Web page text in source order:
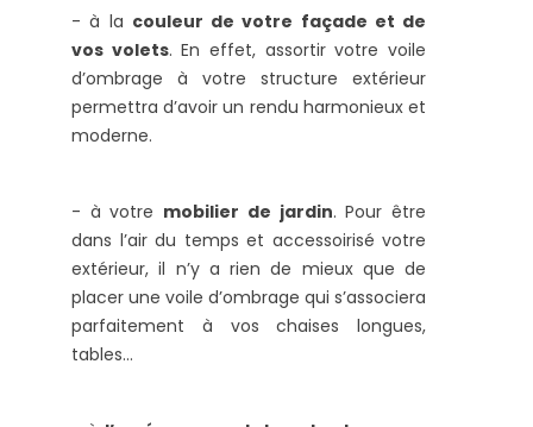
- à la couleur de votre façade et de
vos volets. En effet, assortir votre voile
d’ombrage à votre structure extérieur
permettra d’avoir un rendu harmonieux et
moderne.
- à votre mobilier de jardin. Pour être
dans l’air du temps et accessoirisé votre
extérieur, il n’y a rien de mieux que de
placer une voile d’ombrage qui s’associera
parfaitement à vos chaises longues,
tables…